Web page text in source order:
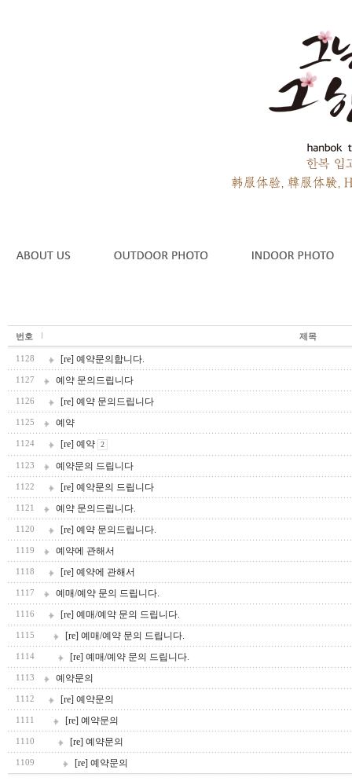
번호 제목
1128 [re] 예약문의합니다.
1127 예약 문의드립니다
1126 [re] 예약 문의드립니다
1125 예약
1124 [re] 예약 2
1123 예약문의 드립니다
1122 [re] 예약문의 드립니다
1121 예약 문의드립니다.
1120 [re] 예약 문의드립니다.
1119 예약에 관해서
1118 [re] 예약에 관해서
1117 예매/예약 문의 드립니다.
1116 [re] 예매/예약 문의 드립니다.
1115 [re] 예매/예약 문의 드립니다.
1114 [re] 예매/예약 문의 드립니다.
1113 예약문의
1112 [re] 예약문의
1111 [re] 예약문의
1110 [re] 예약문의
1109 [re] 예약문의